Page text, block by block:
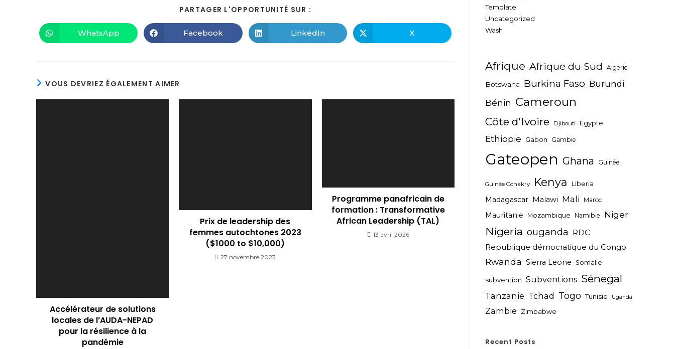
PARTAGER L'OPPORTUNITÉ SUR :
WhatsApp Facebook LinkedIn X
VOUS DEVRIEZ ÉGALEMENT AIMER
Accélérateur de solutions
locales de l’AUDA-NEPAD
pour la résilience à la
pandémie
Prix ​​de leadership des
femmes autochtones 2023
($1000 to $10,000)
27 novembre 2023
Programme panafricain de
formation : Transformative
African Leadership (TAL)
13 avril 2026
Template
Uncategorized
Wash
Afrique Afrique du Sud Algerie
Botswana Burkina Faso Burundi
Bénin Cameroun
Côte d'Ivoire Djibouti Egypte
Ethiopie Gabon Gambie
Gateopen Ghana Guinée
Guinée Conakry Kenya Liberia
Madagascar Malawi Mali Maroc
Mauritanie Mozambique Namibie Niger
Nigeria ouganda
RDC
Republique démocratique du Congo
Rwanda Sierra Leone Somalie
subvention Subventions Sénegal
Tanzanie Tchad Togo Tunisie Uganda
Zambie Zimbabwe
Recent Posts